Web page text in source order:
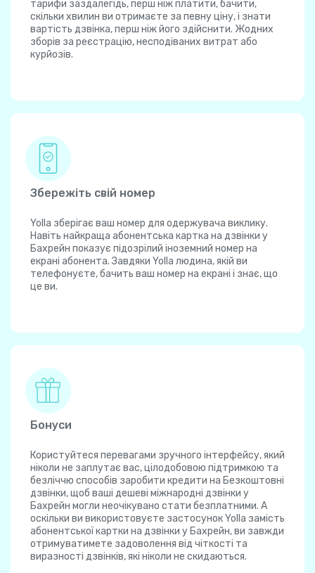
тарифи заздалегідь, перш ніж платити, бачити,
скільки хвилин ви отримаєте за певну ціну, і знати
вартість дзвінка, перш ніж його здійснити. Жодних
зборів за реєстрацію, несподіваних витрат або
курйозів.
Збережіть свій номер
Yolla зберігає ваш номер для одержувача виклику.
Навіть найкраща абонентська картка на дзвінки у
Бахрейн показує підозрілий іноземний номер на
екрані абонента. Завдяки Yolla людина, якій ви
телефонуєте, бачить ваш номер на екрані і знає, що
це ви.
Бонуси
Користуйтеся перевагами зручного інтерфейсу, який
ніколи не заплутає вас, цілодобовою підтримкою та
безліччю способів заробити кредити на Безкоштовні
дзвінки, щоб ваші дешеві міжнародні дзвінки у
Бахрейн могли неочікувано стати безплатними. А
оскільки ви використовуєте застосунок Yolla замість
абонентської картки на дзвінки у Бахрейн, ви завжди
отримуватимете задоволення від чіткості та
виразності дзвінків, які ніколи не скидаються.